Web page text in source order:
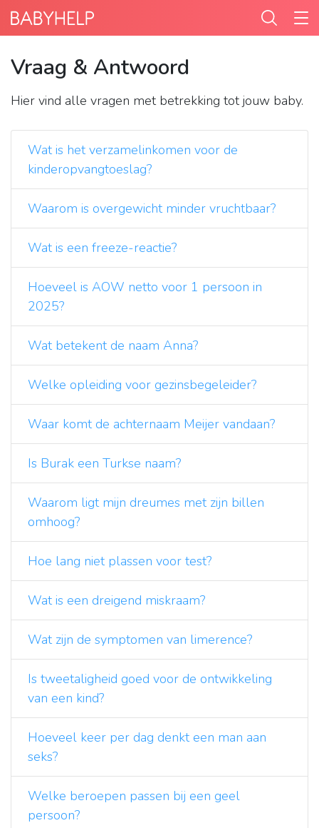
Vraag & Antwoord
Hier vind alle vragen met betrekking tot jouw baby.
Wat is het verzamelinkomen voor de
kinderopvangtoeslag?
Waarom is overgewicht minder vruchtbaar?
Wat is een freeze-reactie?
Hoeveel is AOW netto voor 1 persoon in
2025?
Wat betekent de naam Anna?
Welke opleiding voor gezinsbegeleider?
Waar komt de achternaam Meijer vandaan?
Is Burak een Turkse naam?
Waarom ligt mijn dreumes met zijn billen
omhoog?
Hoe lang niet plassen voor test?
Wat is een dreigend miskraam?
Wat zijn de symptomen van limerence?
Is tweetaligheid goed voor de ontwikkeling
van een kind?
Hoeveel keer per dag denkt een man aan
seks?
Welke beroepen passen bij een geel
persoon?